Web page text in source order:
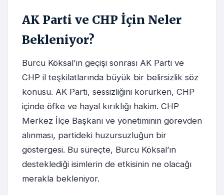
AK Parti ve CHP İçin Neler
Bekleniyor?
Burcu Köksal’ın geçişi sonrası AK Parti ve
CHP il teşkilatlarında büyük bir belirsizlik söz
konusu. AK Parti, sessizliğini korurken, CHP
içinde öfke ve hayal kırıklığı hakim. CHP
Merkez İlçe Başkanı ve yönetiminin görevden
alınması, partideki huzursuzluğun bir
göstergesi. Bu süreçte, Burcu Köksal’ın
desteklediği isimlerin de etkisinin ne olacağı
merakla bekleniyor.